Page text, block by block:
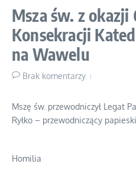
Msza św. z okazji
Konsekracji
na Wawelu
Brak komentarzy
Mszę św. przewodniczył Legat
Ryłko – przewodniczący
Homilia